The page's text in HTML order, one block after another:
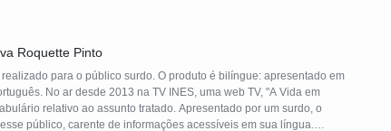
Roquette Pinto
para o público surdo. O produto é bilíngue: apresentado em
No ar desde 2013 na TV INES, uma web TV, "A Vida em
relativo ao assunto tratado. Apresentado por um surdo, o
público, carente de informações acessíveis em sua língua.